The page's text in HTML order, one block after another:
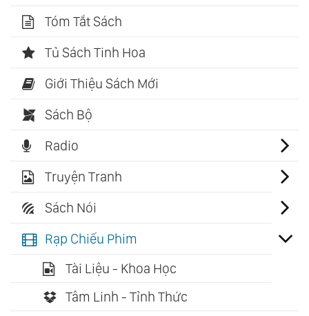
Tóm Tắt Sách
Tủ Sách Tinh Hoa
Giới Thiệu Sách Mới
Sách Bộ
Radio
Truyện Tranh
Sách Nói
Rạp Chiếu Phim
Tài Liệu - Khoa Học
Tâm Linh - Tỉnh Thức